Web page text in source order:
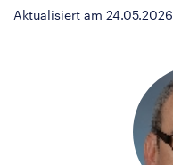
Aktualisiert am 24.05.2026